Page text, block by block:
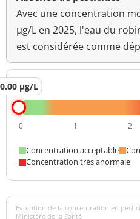
Avec une concentration
µg/L en 2025, l'eau du
est considérée comme
0.00 µg/L
0 1 2
Concentration acceptable
Concentration très anormale
Evolution de la concentration en
Ministère de la Santé